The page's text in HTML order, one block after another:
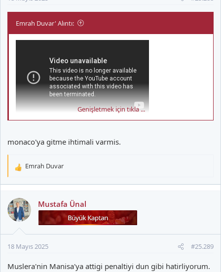
Emrah Duvar' Alıntı:
Genişletmek için tıkla ...
monaco'ya gitme ihtimali varmis.
T
k
i
l
:
Emrah Duvar
Mustafa Ünal
18 Mayıs 2025 #25.289
Muslera'nin Manisa'ya attigi penaltiyi dun gibi hatirliyorum.